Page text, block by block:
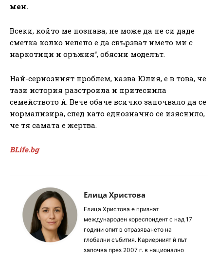
мен.
Всеки, който ме познава, не може да не си даде
сметка колко нелепо е да свързват името ми с
наркотици и оръжия“, обясни моделът.
Най-сериозният проблем, казва Юлия, е в това, че
тази история разстроила и притеснила
семейството ѝ. Вече обаче всичко започвало да се
нормализира, след като еднозначно се изяснило,
че тя самата е жертва.
BLife.bg
Елица Христова
Елица Христова е признат
международен кореспондент с над 17
години опит в отразяването на
глобални събития. Кариерният ѝ път
започва през 2007 г. в национално